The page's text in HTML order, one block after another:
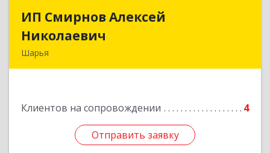
ИП Смирнов Алексей
Николаевич
Шарья
Клиентов на сопровождении 4
Отправить заявку
ИП Смирнов Алексей
Отправить заявку